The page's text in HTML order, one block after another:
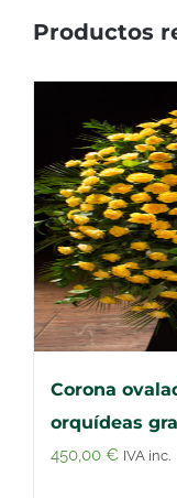
Productos
Corona
orquídeas
450,00 € IVA inc.